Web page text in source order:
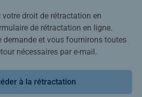
votre droit de rétractation en
de rétractation en ligne.
demande et vous fournirons toutes
nécessaires par e-mail.
à la rétractation